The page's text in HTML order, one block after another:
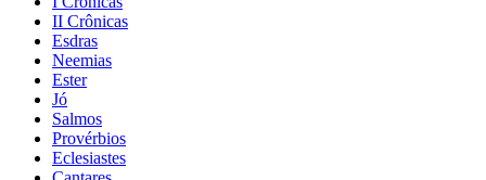
II Crônicas
Esdras
Neemias
Ester
Jó
Salmos
Provérbios
Eclesiastes